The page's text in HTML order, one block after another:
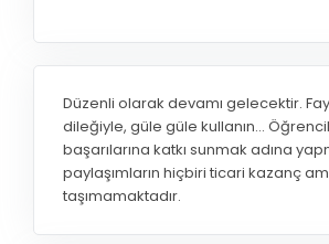
Düzenli olarak devamı gelecektir.
dileğiyle, güle güle kullanın...
başarılarına katkı sunmak adına
paylaşımların hiçbiri ticari kazanç
taşımamaktadır.